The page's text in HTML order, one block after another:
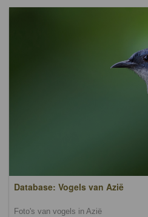
Database: Vogels van Azië
Foto's van vogels in Azië